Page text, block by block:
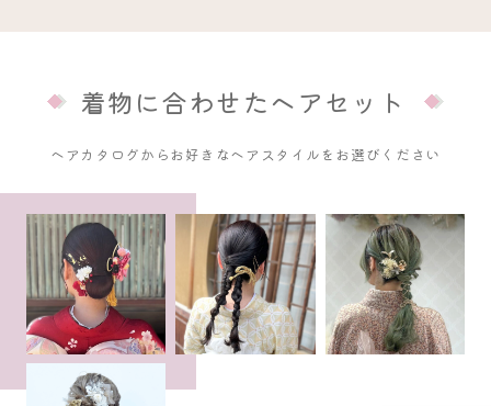
着物に合わせたヘアセット
ヘアカタログからお好きなヘアスタイルをお選びください